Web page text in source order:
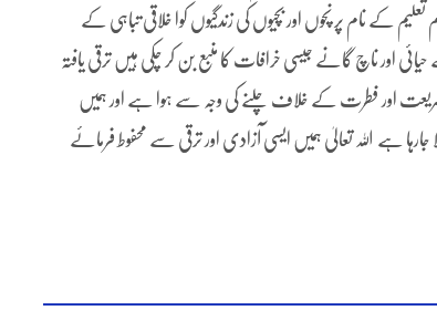
کے نام پر نچوں اور بچیوں کی زندگیوں کوا خلاقی تباہی کے
اور ناچ گانے جیسی خرافات کا منبع بن کر چکی ہیں ترقی یافتہ
شریعت اور فطرت کے خلاف چلنے کی وجہ سے ہوا ہے اور ہمیں
ہے اللہ تعالیٰ ہمیں ایسی آزادی اور ترقی سے محفوط فرمائے